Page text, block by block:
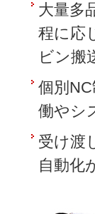
大量多
程に応
ビン搬
個別
働やシ
受け渡
自動化